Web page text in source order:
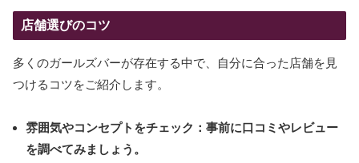
店舗選びのコツ
多くのガールズバーが存在する中で、自分に合った店舗を見
つけるコツをご紹介します。
雰囲気やコンセプトをチェック：事前に口コミやレビュー
を調べてみましょう。